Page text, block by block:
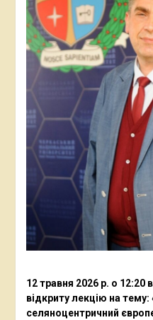
12 травня 2026 р. о 12:20
відкриту лекцію на тему:
селяноцентричний